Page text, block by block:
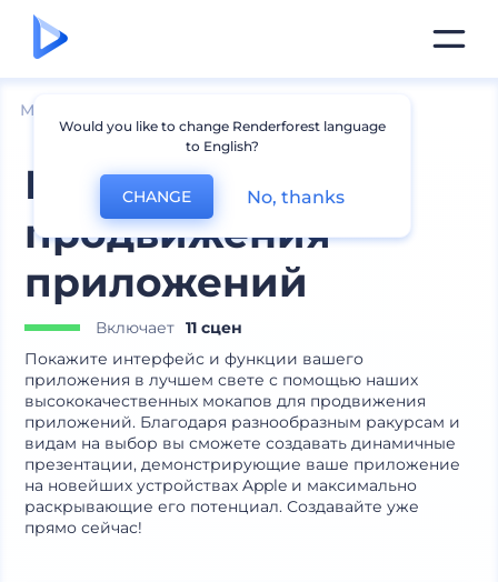
Мокапы
Мокапы для
продвижения
приложений
Включает 11 сцен
Покажите интерфейс и функции вашего
приложения в лучшем свете с помощью наших
высококачественных мокапов для продвижения
приложений. Благодаря разнообразным ракурсам и
видам на выбор вы сможете создавать динамичные
презентации, демонстрирующие ваше приложение
на новейших устройствах Apple и максимально
раскрывающие его потенциал. Создавайте уже
прямо сейчас!
Would you like to change Renderforest language
to English?
CHANGE No, thanks